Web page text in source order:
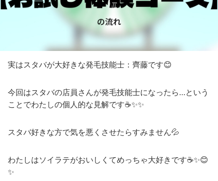
実はスタバが大好きな発毛技能士：齊藤です😊
今回はスタバの店員さんが発毛技能士になったら…という
ことでわたしの個人的な見解です☕✨✨
スタバ好きな方で気を悪くさせたらすみません💦
わたしはソイラテがおいしくてめっちゃ大好きです☕✨😊
✨